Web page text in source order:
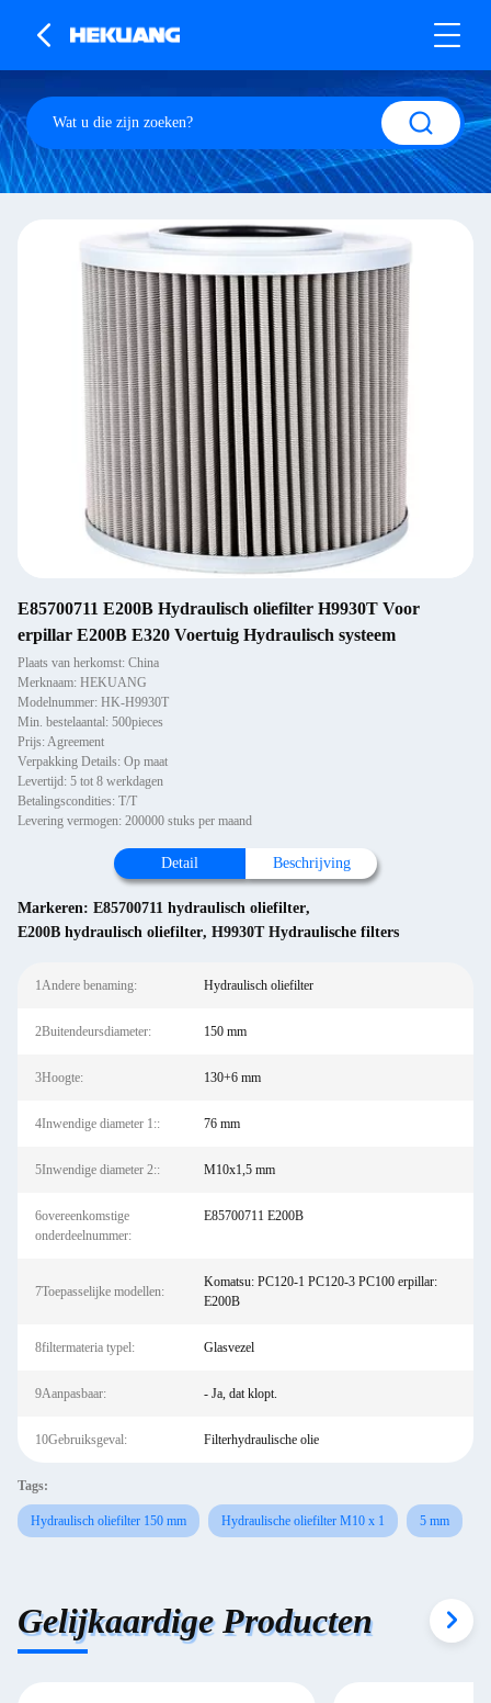
E85700711 E200B Hydraulisch oliefilter H9930T Voor
erpillar E200B E320 Voertuig Hydraulisch systeem
Plaats van herkomst: China
Merknaam: HEKUANG
Modelnummer: HK-H9930T
Min. bestelaantal: 500pieces
Prijs: Agreement
Verpakking Details: Op maat
Levertijd: 5 tot 8 werkdagen
Betalingscondities: T/T
Levering vermogen: 200000 stuks per maand
Detail Beschrijving
Markeren: E85700711 hydraulisch oliefilter,
E200B hydraulisch oliefilter, H9930T Hydraulische filters
1Andere benaming: Hydraulisch oliefilter
2Buitendeursdiameter: 150 mm
3Hoogte: 130+6 mm
4Inwendige diameter 1:: 76 mm
5Inwendige diameter 2:: M10x1,5 mm
6overeenkomstige
onderdeelnummer:
E85700711 E200B
7Toepasselijke modellen:
Komatsu: PC120-1 PC120-3 PC100 erpillar:
E200B
8filtermateria typel: Glasvezel
9Aanpasbaar: - Ja, dat klopt.
10Gebruiksgeval: Filterhydraulische olie
Tags:
Hydraulisch oliefilter 150 mm Hydraulische oliefilter M10 x 1 5 mm
Gelijkaardige Producten